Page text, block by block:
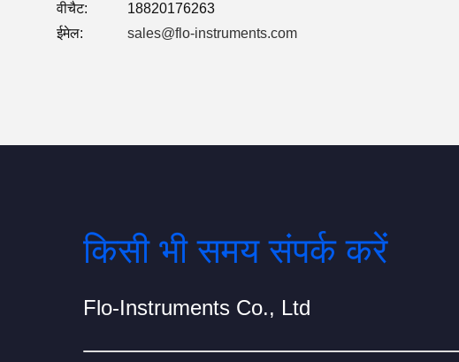
वीचैट:
18820176263
ईमेल:
sales@flo-instruments.com
किसी भी समय संपर्क करें
Flo-Instruments Co., Ltd